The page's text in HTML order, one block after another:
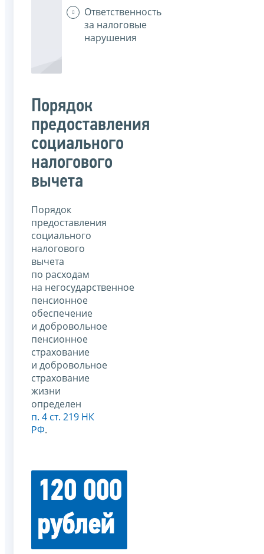
Ответственность
за налоговые
нарушения
Порядок
предоставления
социального
налогового
вычета
Порядок
предоставления
социального
налогового
вычета
по расходам
на негосударственное
пенсионное
обеспечение
и добровольное
пенсионное
страхование
и добровольное
страхование
жизни
определен
п. 4 ст. 219 НК
РФ.
120 000
рублей